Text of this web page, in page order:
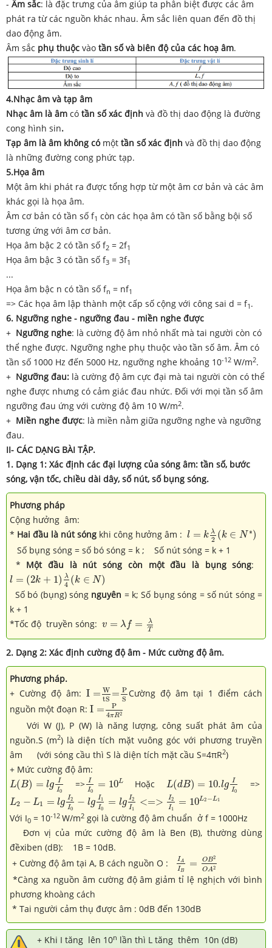
- Âm sắc: là đặc trưng của âm giúp ta phân biệt được các âm
phát ra từ các nguồn khác nhau. Âm sắc liên quan đến đồ thị
dao động âm.
Âm sắc phụ thuộc vào tần số và biên độ của các hoạ âm.
4.Nhạc âm và tạp âm
Nhạc âm là âm có tần số xác định và đồ thị dao động là đường
cong hình sin.
Tạp âm là âm không cómột tần số xác định và đồ thị dao động
là những đường cong phức tạp.
5.Họa âm
Một âm khi phát ra được tổng hợp từ một âm cơ bản và các âm
khác gọi là họa âm.
Âm cơ bản có tần số f1 còn các họa âm có tần số bằng bội số
tương ứng với âm cơ bản.
Họa âm bậc 2 có tần số f2 = 2f1
Họa âm bậc 3 có tần số f3 = 3f1
...
Họa âm bậc n có tần số fn = nf1
=> Các họa âm lập thành một cấp số cộng với công sai d = f1 .
6. Ngưỡng nghe - ngưỡng đau - miền nghe được
+ Ngưỡng nghe: là cường độ âm nhỏ nhất mà tai người còn có
thể nghe được. Ngưỡng nghe phụ thuộc vào tần số âm. Âm có
tần số 1000 Hz đến 5000 Hz, ngưỡng nghe khoảng 10-12 W/m2.
+ Ngưỡng đau: là cường độ âm cực đại mà tai người còn có thể
nghe được nhưng có cảm giác đau nhức. Đối với mọi tần số âm
ngưỡng đau ứng với cường độ âm 10 W/m2.
+ Miền nghe được: là miền nằm giữa ngưỡng nghe và ngưỡng
đau.
II- CÁC DẠNG BÀI TẬP.
1. Dạng 1: Xác định các đại lượng của sóng âm: tần số, bước
sóng, vận tốc, chiều dài dây, số nút, số bụng sóng.
Phương pháp
Cộng hưởng âm:
* Hai đầu là nút sóng khi công hưởng âm : l = k λ
2 (k ∈ N ∗)
l= λ 2( k∈ ∗)
Số bụng sóng = số bó sóng = k ; Số nút sóng = k + 1
* Một đầu là nút sóng còn một đầu là bụng sóng:
l = (2k + 1) λ
4 (k ∈ N)
l= 2k+1 λ4(k∈N)
Số bó (bụng) sóng nguyên = k; Số bụng sóng = số nút sóng =
k + 1
*Tốc độ truyền sóng: v = λf =
λ
T
f= λ
2. Dạng 2: Xác định cường độ âm - Mức cường độ âm.
Phương pháp.
+ Cường độ âm:I = W
tS = P
S
I= WtS PSCường độ âm tại 1 điểm cách
nguồn một đoạn R: I =
P
4πR2
I= P4π R2
Với W (J), P (W) là năng lượng, công suất phát âm của
nguồn.S (m2) là diện tích mặt vuông góc với phương truyền
âm (với sóng cầu thì S là diện tích mặt cầu S=4πR2)
+ Mức cường độ âm:
L(B) = lg I
I0
L(B)= gII0 => I
I0
= 10L
II0 10L Hoặc L(dB) = 10.lg I
I0
L( d B)= 10.lg II =>
L2 − L1 = lg I2
I0
− lg I1
I0
= lg I2
I1
<=> I2
I1
= 10L2 −L1
2 L g 2 0− I1 0 1 <=> 1= L 2− 1
Với I0 = 10-12 W/m2 gọi là cường độ âm chuẩn ở f = 1000Hz
Đơn vị của mức cường độ âm là Ben (B), thường dùng
đềxiben (dB): 1B = 10dB.
+ Cường độ âm tại A, B cách nguồn O :
IA
IB
= OB2
OA2
A OB
*Càng xa nguồn âm cường độ âm giảm tỉ lệ nghịch với bình
phương khoàng cách
* Tai người cảm thụ được âm : 0dB đến 130dB
+ Khi I tăng lên 10n lần thì L tăng thêm 10n (dB)